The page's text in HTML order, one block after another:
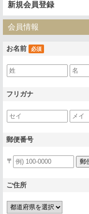
新規会員登録
会員情報
お名前 必須
フリガナ
郵便番号
〒
ご住所